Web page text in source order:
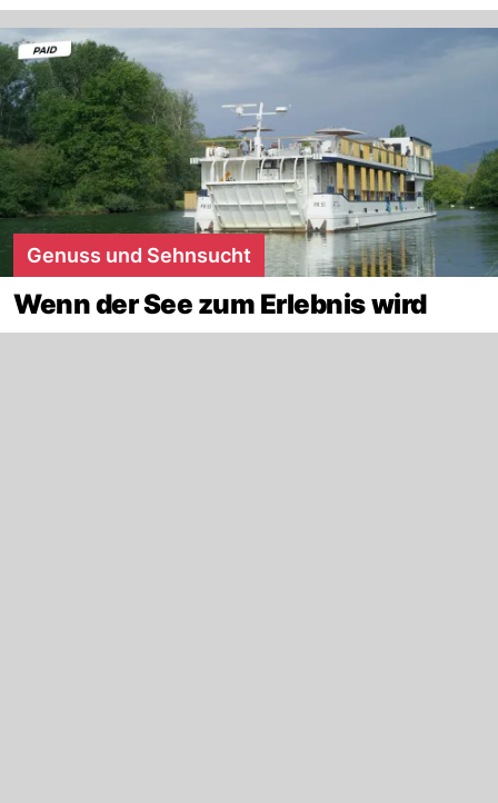
Genuss und Sehnsucht
Wenn der See zum Erlebnis wird